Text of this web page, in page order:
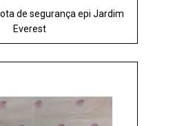
de segurança epi Jardim
Everest